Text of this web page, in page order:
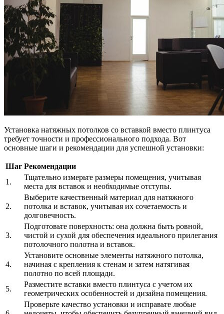
Установка натяжных потолков со вставкой вместо плинтуса
требует точности и профессионального подхода. Вот
основные шаги и рекомендации для успешной установки:
Шаг Рекомендации
1.
Тщательно измерьте размеры помещения, учитывая
места для вставок и необходимые отступы.
2.
Выберите качественный материал для натяжного
потолка и вставок, учитывая их сочетаемость и
долговечность.
3.
Подготовьте поверхность: она должна быть ровной,
чистой и сухой для обеспечения идеального прилегания
потолочного полотна и вставок.
4.
Установите основные элементы натяжного потолка,
начиная с крепления к стенам и затем натягивая
полотно по всей площади.
5.
Разместите вставки вместо плинтуса с учетом их
геометрических особенностей и дизайна помещения.
Проверьте качество установки и исправьте любые